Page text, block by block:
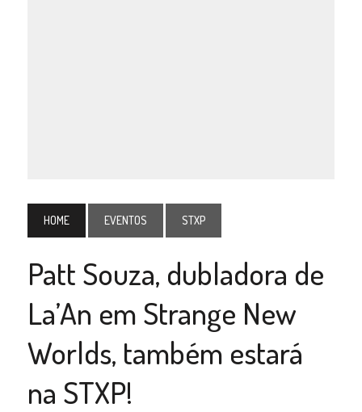
HOME EVENTOS STXP
Patt Souza, dubladora de
La’An em Strange New
Worlds, também estará
na STXP!